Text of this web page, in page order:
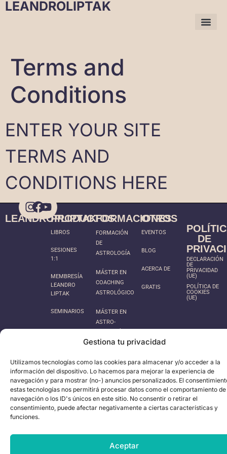
Gestiona tu privacidad
Utilizamos tecnologías como las cookies para almacenar y/o acceder a la
información del dispositivo. Lo hacemos para mejorar la experiencia de
navegación y para mostrar (no-) anuncios personalizados. El
estas tecnologías nos permitirá procesar datos como el comportamiento de
navegación o los ID's únicos en este sitio. No consentir o retirar el
consentimiento, puede afectar negativamente a ciertas características y
funciones.
Aceptar
LEANDROLIPTAK
Terms and
Conditions
ENTER YOUR SITE
TERMS AND
CONDITIONS HERE
LEANDROPLIPTAK
DE
DECLARACIÓN
DE
PRIVACIDAD
(UE)
POLÍTICA DE
COOKIES
(UE)
PRODUCTOS
LIBROS
SESIONES
1:1
MEMBRESÍA
LEANDRO
LIPTAK
SEMINARIOS
OTROS
EVENTOS
BLOG
ACERCA DE
GRATIS
FORMACIONES
FORMACIÓN
DE
ASTROLOGÍA
MÁSTER EN
COACHING
ASTROLÓGICO
MÁSTER EN
ASTRO-
EN
SINASTRÍAS